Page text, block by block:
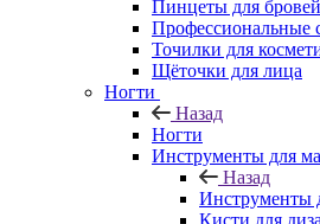
Пинцеты для бровей
Профессиональные
Точилки для
Щёточки для лица
Ногти
Назад
Ногти
Инструменты для
Назад
Инструменты
Кисти для